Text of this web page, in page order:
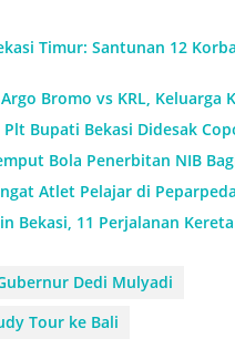
Timur: Santunan 12
Bromo vs KRL,
Bupati Bekasi Didesak
Bola Penerbitan NIB
Atlet Pelajar di
Bekasi, 11 Perjalanan
Dedi Mulyadi
Tour ke Bali